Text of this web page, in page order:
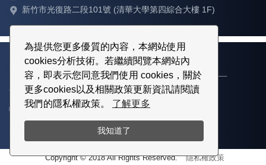
為提供您更多優質的內容，本網站使用
cookies分析技術。若繼續閱覽本網站內
容，即表示您同意我們使用 cookies，關於
更多cookies以及相關政策更新資訊請閱讀
我們的隱私權政策。 了解更多
我知道了
新竹市光復路二段101號 (清華大學第四綜合大樓 1F)
台北教育中心
02-23113316
02-23113317
台北市中正區博愛路80號3樓
Copyright © 2018 All Rights Reserved. 隱私權政策